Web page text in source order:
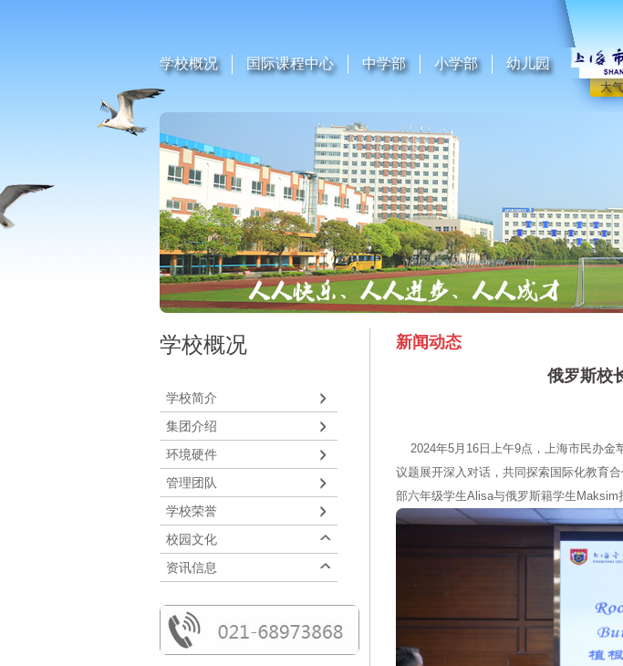
学校概况 国际课程中心 中学部 小学部 幼儿园
大
学校概况
学校简介
集团介绍
环境硬件
管理团队
学校荣誉
校园文化
资讯信息
新闻动态
俄罗斯校
2024年5月16日上午9点，上海市民办金
议题展开深入对话，共同探索国际化教育
部六年级学生Alisa与俄罗斯籍学生Maksim